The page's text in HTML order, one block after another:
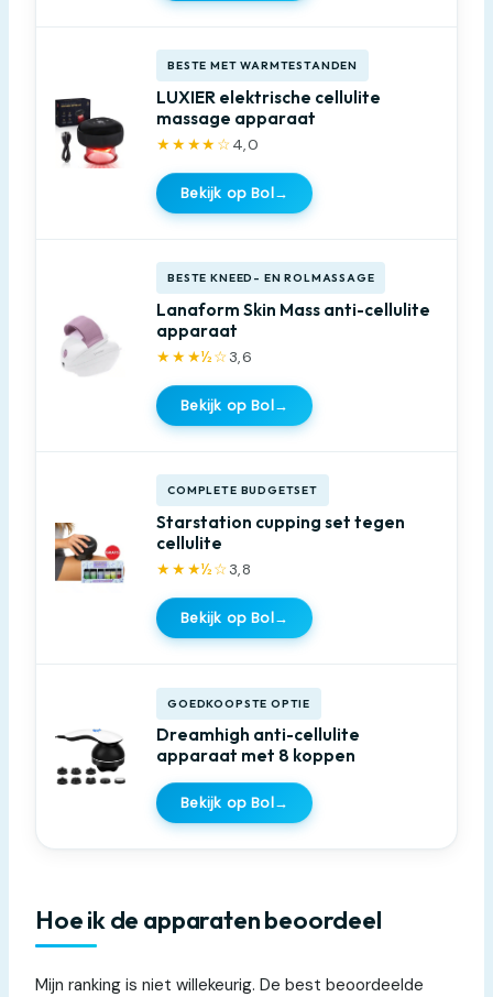
BESTE MET WARMTESTANDEN
LUXIER elektrische cellulite
massage apparaat
★★★★☆4,0
Bekijk op Bol→
BESTE KNEED- EN ROLMASSAGE
Lanaform Skin Mass anti-cellulite
apparaat
★★★½☆3,6
Bekijk op Bol→
COMPLETE BUDGETSET
Starstation cupping set tegen
cellulite
★★★½☆3,8
Bekijk op Bol→
GOEDKOOPSTE OPTIE
Dreamhigh anti-cellulite
apparaat met 8 koppen
Bekijk op Bol→
Hoe ik de apparaten beoordeel
Mijn ranking is niet willekeurig. De best beoordeelde